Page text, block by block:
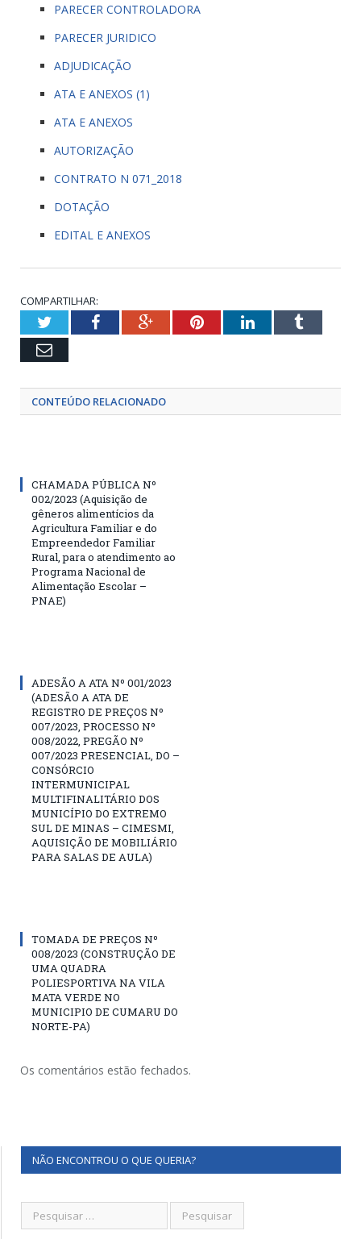
PARECER CONTROLADORA
PARECER JURIDICO
ADJUDICAÇÃO
ATA E ANEXOS (1)
ATA E ANEXOS
AUTORIZAÇÃO
CONTRATO N 071_2018
DOTAÇÃO
EDITAL E ANEXOS
COMPARTILHAR:
TwitterFacebookGoogle+PinterestLinkedInTumblr
Email
CONTEÚDO RELACIONADO
CHAMADA PÚBLICA Nº
002/2023 (Aquisição de
gêneros alimentícios da
Agricultura Familiar e do
Empreendedor Familiar
Rural, para o atendimento ao
Programa Nacional de
Alimentação Escolar –
PNAE)
ADESÃO A ATA Nº 001/2023
(ADESÃO A ATA DE
REGISTRO DE PREÇOS Nº
007/2023, PROCESSO Nº
008/2022, PREGÃO Nº
007/2023 PRESENCIAL, DO –
CONSÓRCIO
INTERMUNICIPAL
MULTIFINALITÁRIO DOS
MUNICÍPIO DO EXTREMO
SUL DE MINAS – CIMESMI,
AQUISIÇÃO DE MOBILIÁRIO
PARA SALAS DE AULA)
TOMADA DE PREÇOS Nº
008/2023 (CONSTRUÇÃO DE
UMA QUADRA
POLIESPORTIVA NA VILA
MATA VERDE NO
MUNICIPIO DE CUMARU DO
NORTE-PA)
Os comentários estão fechados.
NÃO ENCONTROU O QUE QUERIA?